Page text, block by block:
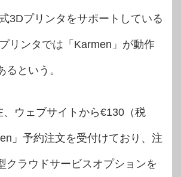
3Dプリンタをサポートしている
リンタでは「Karmen」が動作
るという。
、ウェブサイトから€130（税
」予約注文を受付けており、注
クラウドサービスオプションを